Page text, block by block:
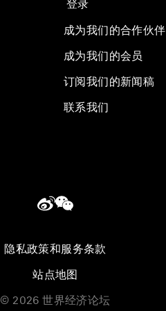
登录
成为我们的合作伙伴
成为我们的会员
订阅我们的新闻稿
联系我们
隐私政策和服务条款
站点地图
© 2026 世界经济论坛